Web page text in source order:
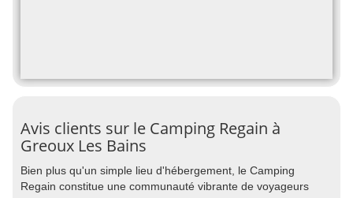
Avis clients sur le Camping Regain à
Greoux Les Bains
Bien plus qu'un simple lieu d'hébergement, le Camping
Regain constitue une communauté vibrante de voyageurs